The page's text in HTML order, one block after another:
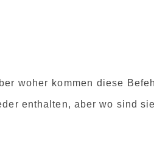
woher kommen diese
enthalten, aber wo sind